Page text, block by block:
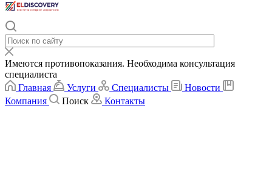
Имеются противопоказания. Необходима консультация
специалиста
Главная
Услуги Специалисты
Новости
Компания
Поиск Контакты